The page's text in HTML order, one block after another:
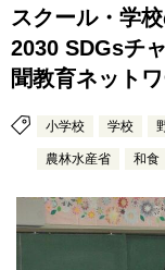
スクール・学
2030 SDGsチ
聞教育ネット
小学校 学校
農林水産省 和食